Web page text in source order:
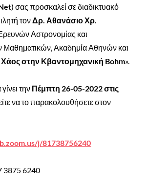
) σας προσκαλεί σε διαδικτυακό
τονΔρ. Αθανάσιο Χρ.
Αστρονομίας και
Ακαδημία Αθηνών και
Χάος στην Κβαντομηχανική Bohm».
την Πέμπτη 26-05-2022 στις
να το παρακολουθήσετε στον
j/81738756240
3875 6240